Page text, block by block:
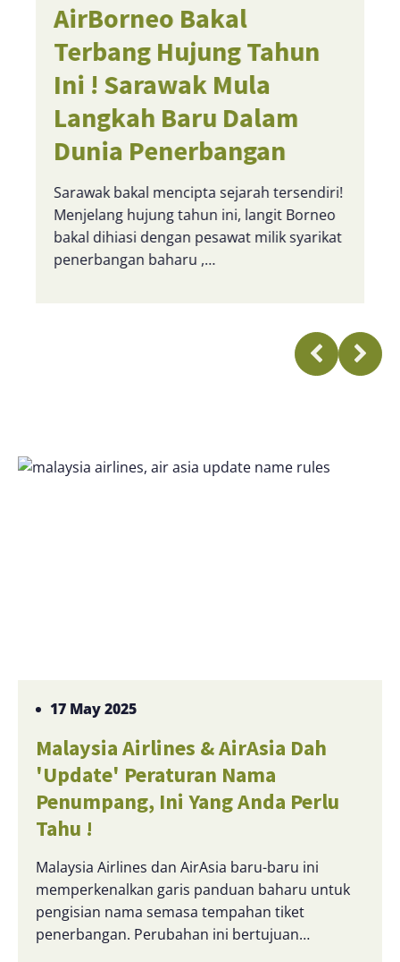
AirBorneo Bakal
Terbang Hujung Tahun
Ini ! Sarawak Mula
Langkah Baru Dalam
Dunia Penerbangan
Sarawak bakal mencipta sejarah tersendiri!
Menjelang hujung tahun ini, langit Borneo
bakal dihiasi dengan pesawat milik syarikat
penerbangan baharu ,…
17 May 2025
Malaysia Airlines & AirAsia Dah
'Update' Peraturan Nama
Penumpang, Ini Yang Anda Perlu
Tahu !
Malaysia Airlines dan AirAsia baru-baru ini
memperkenalkan garis panduan baharu untuk
pengisian nama semasa tempahan tiket
penerbangan. Perubahan ini bertujuan…